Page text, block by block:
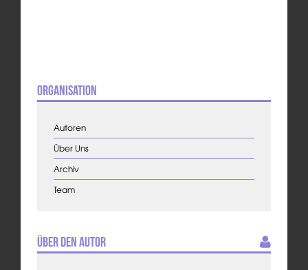
Organisation
Autoren
Über Uns
Archiv
Team
Über den Autor